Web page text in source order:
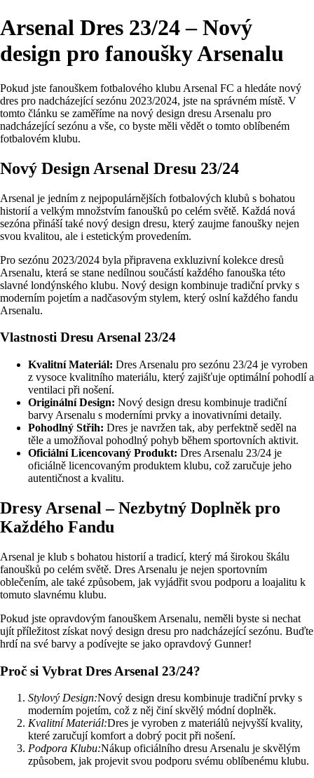
Arsenal Dres 23/24 – Nový
design pro fanoušky Arsenalu
Pokud jste fanouškem fotbalového klubu Arsenal FC a hledáte nový
dres pro nadcházející sezónu 2023/2024, jste na správném místě. V
tomto článku se zaměříme na nový design dresu Arsenalu pro
nadcházející sezónu a vše, co byste měli vědět o tomto oblíbeném
fotbalovém klubu.
Nový Design Arsenal Dresu 23/24
Arsenal je jedním z nejpopulárnějších fotbalových klubů s bohatou
historií a velkým množstvím fanoušků po celém světě. Každá nová
sezóna přináší také nový design dresu, který zaujme fanoušky nejen
svou kvalitou, ale i estetickým provedením.
Pro sezónu 2023/2024 byla připravena exkluzivní kolekce dresů
Arsenalu, která se stane nedílnou součástí každého fanouška této
slavné londýnského klubu. Nový design kombinuje tradiční prvky s
moderním pojetím a nadčasovým stylem, který oslní každého fandu
Arsenalu.
Vlastnosti Dresu Arsenal 23/24
Kvalitní Materiál: Dres Arsenalu pro sezónu 23/24 je vyroben
z vysoce kvalitního materiálu, který zajišťuje optimální pohodlí a
ventilaci při nošení.
Originální Design: Nový design dresu kombinuje tradiční
barvy Arsenalu s moderními prvky a inovativními detaily.
Pohodlný Střih: Dres je navržen tak, aby perfektně seděl na
těle a umožňoval pohodlný pohyb během sportovních aktivit.
Oficiální Licencovaný Produkt: Dres Arsenalu 23/24 je
oficiálně licencovaným produktem klubu, což zaručuje jeho
autentičnost a kvalitu.
Dresy Arsenal – Nezbytný Doplněk pro
Každého Fandu
Arsenal je klub s bohatou historií a tradicí, který má širokou škálu
fanoušků po celém světě. Dres Arsenalu je nejen sportovním
oblečením, ale také způsobem, jak vyjádřit svou podporu a loajalitu k
tomuto slavnému klubu.
Pokud jste opravdovým fanouškem Arsenalu, neměli byste si nechat
ujít příležitost získat nový design dresu pro nadcházející sezónu. Buďte
hrdí na své barvy a podívejte se jako opravdový Gunner!
Proč si Vybrat Dres Arsenal 23/24?
Stylový Design:Nový design dresu kombinuje tradiční prvky s
moderním pojetím, což z něj činí skvělý módní doplněk.
Kvalitní Materiál:Dres je vyroben z materiálů nejvyšší kvality,
které zaručují komfort a dobrý pocit při nošení.
Podpora Klubu:Nákup oficiálního dresu Arsenalu je skvělým
způsobem, jak projevit svou podporu svému oblíbenému klubu.